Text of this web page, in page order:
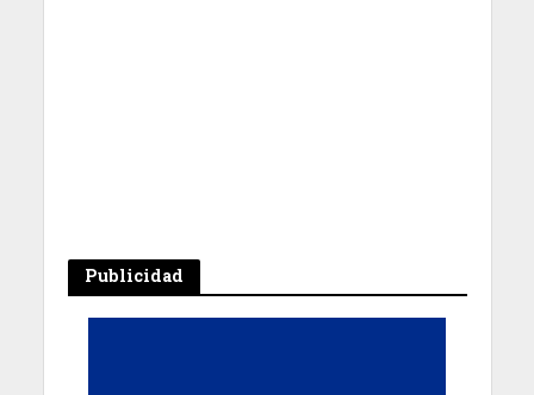
Publicidad